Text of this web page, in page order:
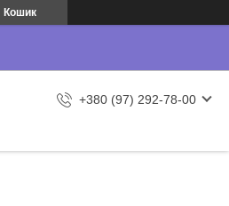
Кошик
+380 (97) 292-78-00